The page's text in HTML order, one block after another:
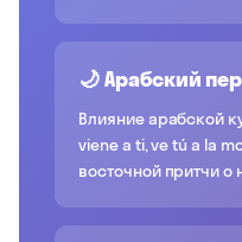
🌙 Арабский
Влияние арабской
viene a ti, ve tú a la
восточной притчи о